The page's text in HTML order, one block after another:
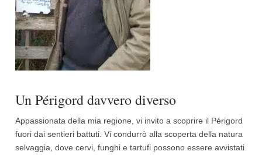
Un Périgord davvero diverso
Appassionata della mia regione, vi invito a scoprire il Périgord
fuori dai sentieri battuti. Vi condurrò alla scoperta della natura
selvaggia, dove cervi, funghi e tartufi possono essere avvistati